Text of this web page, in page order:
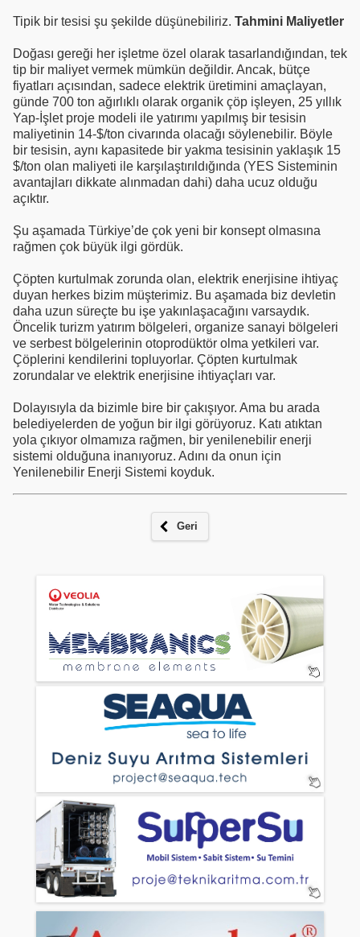
Tipik bir tesisi şu şekilde düşünebiliriz. Tahmini Maliyetler
Doğası gereği her işletme özel olarak tasarlandığından, tek
tip bir maliyet vermek mümkün değildir. Ancak, bütçe
fiyatları açısından, sadece elektrik üretimini amaçlayan,
günde 700 ton ağırlıklı olarak organik çöp işleyen, 25 yıllık
Yap-İşlet proje modeli ile yatırımı yapılmış bir tesisin
maliyetinin 14-$/ton civarında olacağı söylenebilir. Böyle
bir tesisin, aynı kapasitede bir yakma tesisinin yaklaşık 15
$/ton olan maliyeti ile karşılaştırıldığında (YES Sisteminin
avantajları dikkate alınmadan dahi) daha ucuz olduğu
açıktır.
Şu aşamada Türkiye’de çok yeni bir konsept olmasına
rağmen çok büyük ilgi gördük.
Çöpten kurtulmak zorunda olan, elektrik enerjisine ihtiyaç
duyan herkes bizim müşterimiz. Bu aşamada biz devletin
daha uzun süreçte bu işe yakınlaşacağını varsaydık.
Öncelik turizm yatırım bölgeleri, organize sanayi bölgeleri
ve serbest bölgelerinin otoprodüktör olma yetkileri var.
Çöplerini kendilerini topluyorlar. Çöpten kurtulmak
zorundalar ve elektrik enerjisine ihtiyaçları var.
Dolayısıyla da bizimle bire bir çakışıyor. Ama bu arada
belediyelerden de yoğun bir ilgi görüyoruz. Katı atıktan
yola çıkıyor olmamıza rağmen, bir yenilenebilir enerji
sistemi olduğuna inanıyoruz. Adını da onun için
Yenilenebilir Enerji Sistemi koyduk.
Geri